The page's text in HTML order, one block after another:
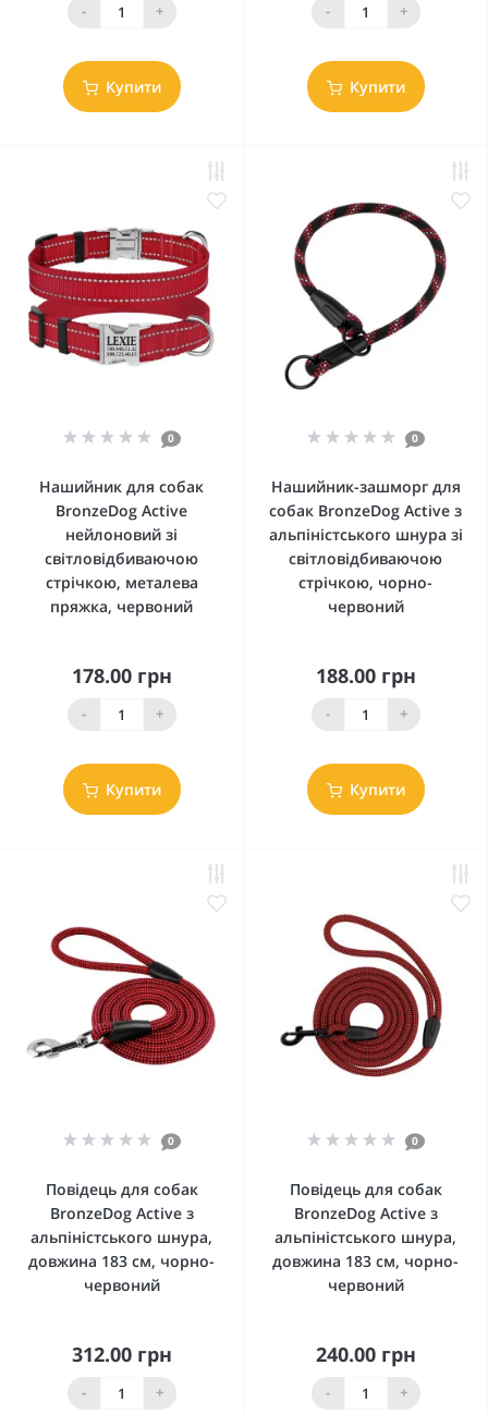
- +
Купити
- +
Купити
0
Нашийник для собак
BronzeDog Active
нейлоновий зі
світловідбиваючою
стрічкою, металева
пряжка, червоний
178.00 грн
- +
Купити
0
Нашийник-зашморг для
собак BronzeDog Active з
альпіністського шнура зі
світловідбиваючою
стрічкою, чорно-
червоний
188.00 грн
- +
Купити
0
Повідець для собак
BronzeDog Active з
альпіністського шнура,
довжина 183 см, чорно-
червоний
312.00 грн
- +
0
Повідець для собак
BronzeDog Active з
альпіністського шнура,
довжина 183 см, чорно-
червоний
240.00 грн
- +